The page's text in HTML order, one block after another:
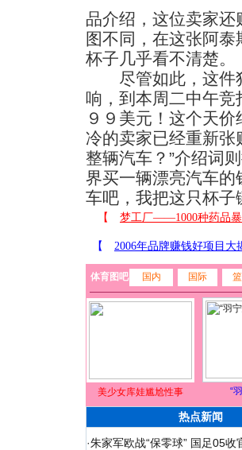
品介绍，这位卖家
图不同，在这张阿
杯子几乎看不清楚。
尽管如此，这件
响，到本周二中午
９９美元！这个天
冷的卖家已经重新张
整辆汽车？”介绍词
界买一辆漂亮汽车
车吧，我把这只杯子
体育图吧 国内 国际
美少女库娃尴尬性事 “
热点新闻
·朱家军欧战“保零球” 国足05收